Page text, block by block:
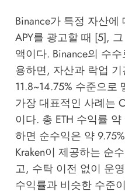
Binance가 특정 자산에
APY를 광고할 때 [5],
액이다. Binance의 수
용하면, 자산과 락업
11.8~14.75% 수준으로
가장 대표적인 사례는
이다. 총 ETH 수익률
하면 순수익은 약
Kraken이 제공하는 순
고, 수탁 이전 없이 운
수익률과 비슷한 수준